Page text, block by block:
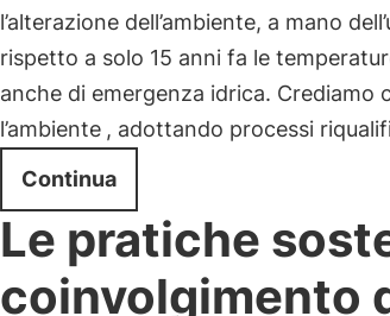
l’alterazione dell’ambiente, a mano
rispetto a solo 15 anni fa le
anche di emergenza idrica. Crediamo
l’ambiente , adottando processi
Continua
Le pratiche
coinvolgimento